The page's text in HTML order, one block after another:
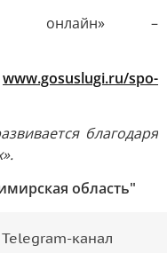
онлайн» –
www.gosuslugi.ru/spo-
благодаря
область"
канал